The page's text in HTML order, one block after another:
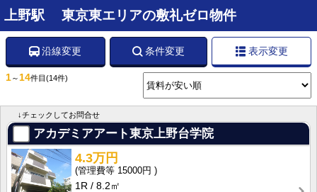
上野駅 東京東エリアの敷礼ゼロ物件
沿線変更 条件変更 表示変更
1～14件目 (14件)
↓チェックしてお問合せ
アカデミアアート東京上野台学院
4.3万円
15000円
1R
8.2㎡